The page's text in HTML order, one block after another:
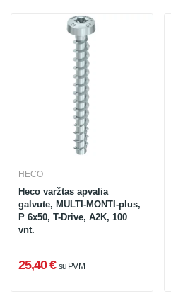
HECO
Heco varžtas apvalia
galvute, MULTI-MONTI-plus,
P 6x50, T-Drive, A2K, 100
vnt.
25,40 € su PVM